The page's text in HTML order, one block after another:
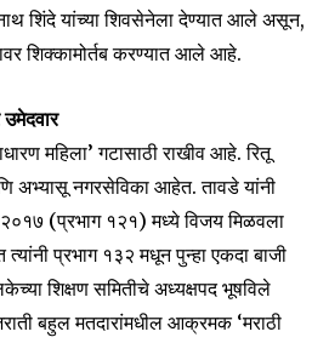
शिंदे यांच्या शिवसेनेला देण्यात आले असून,
शिक्कामोर्तब करण्यात आले आहे.
उमेदवार
महिला’ गटासाठी राखीव आहे. रितू
अभ्यासू नगरसेविका आहेत. तावडे यांनी
(प्रभाग १२१) मध्ये विजय मिळवला
प्रभाग १३२ मधून पुन्हा एकदा बाजी
शिक्षण समितीचे अध्यक्षपद भूषविले
बहुल मतदारांमधील आक्रमक ‘मराठी